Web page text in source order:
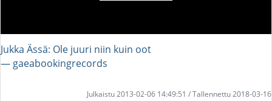
Jukka Ässä: Ole juuri niin kuin oot
― gaeabookingrecords
Julkaistu 2013-02-06 14:49:51 / Tallennettu 2018-03-16